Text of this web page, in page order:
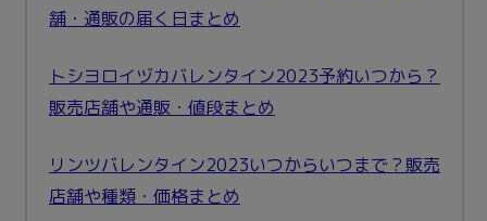
舗・通販の届く日まとめ
トシヨロイヅカバレンタイン2023予約いつから？
販売店舗や通販・値段まとめ
リンツバレンタイン2023いつからいつまで？販売
店舗や種類・価格まとめ